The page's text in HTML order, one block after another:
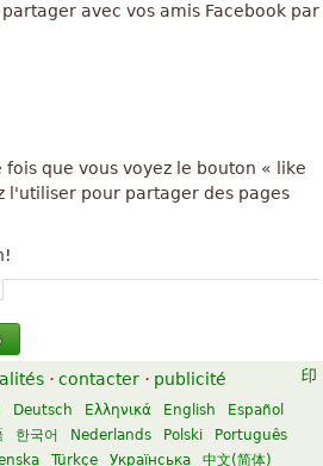
avec vos amis Facebook par
fois que vous voyez le bouton « like
l'utiliser pour partager des pages
· contacter · publicité
Deutsch Ελληνικά English
Español
한국어 Nederlands Polski
Português
Türkçe Українська 中文(简体)